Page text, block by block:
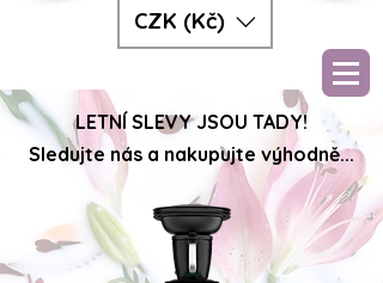
CZK (Kč)
LETNÍ SLEVY JSOU TADY!
Sledujte nás a nakupujte výhodně...